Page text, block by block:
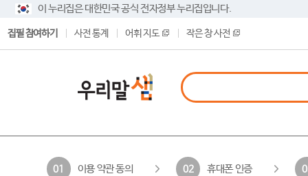
이 누리집은 대한민국 공식 전자정부 누리집입니다.
집필 참여하기 사전 통계 어휘 지도 작은 창 사전
01 이용 약관 동의 02 휴대폰 인증